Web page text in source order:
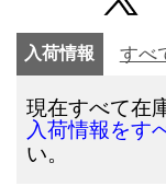
入荷情報 すべ
現在すべて在
入荷情報をす
い。